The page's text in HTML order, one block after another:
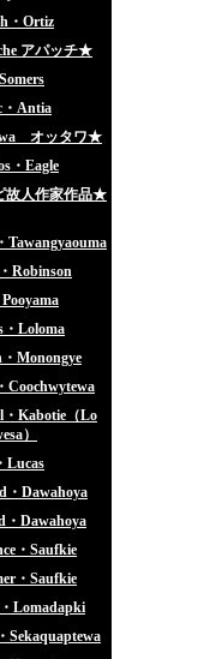
・Ortiz
アパッチ★
Antia
オッタワ★
・Eagle
故人作家作品★
Tawangyaouma
Robinson
・Loloma
Monongye
Coochwytewa
・Kabotie（Lo
）
Lucas
・Dawahoya
・Dawahoya
・Saufkie
・Saufkie
Lomadapki
Sekaquaptewa